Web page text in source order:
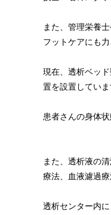
また、管理栄養
フットケアにも力
現在、透析ベッ
置を設置していま
患者さんの身体
また、透析液の
療法、血液濾過
透析センター内